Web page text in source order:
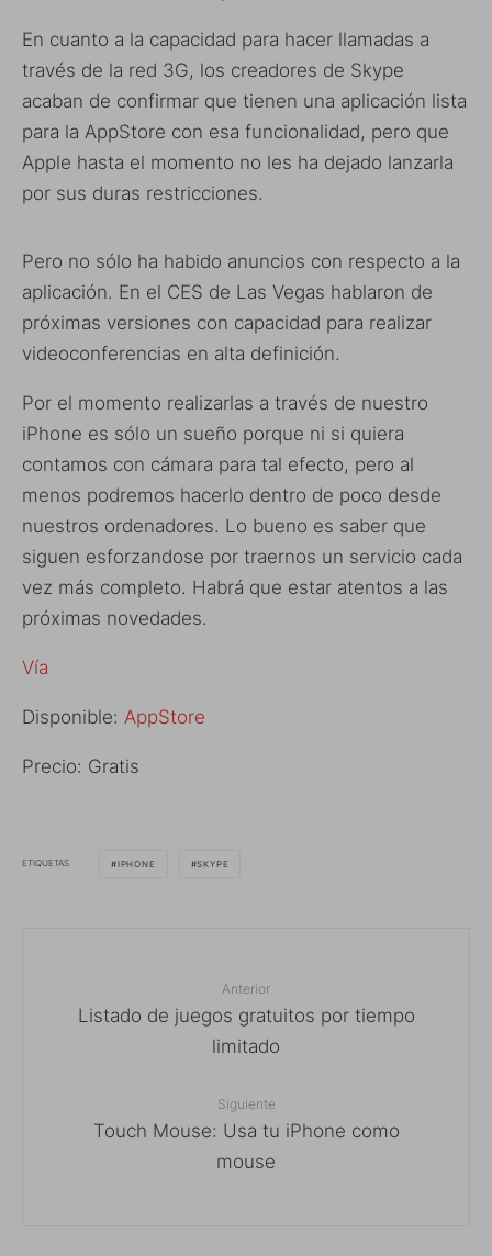
En cuanto a la capacidad para hacer llamadas a
través de la red 3G, los creadores de Skype
acaban de confirmar que tienen una aplicación lista
para la AppStore con esa funcionalidad, pero que
Apple hasta el momento no les ha dejado lanzarla
por sus duras restricciones.
Pero no sólo ha habido anuncios con respecto a la
aplicación. En el CES de Las Vegas hablaron de
próximas versiones con capacidad para realizar
videoconferencias en alta definición.
Por el momento realizarlas a través de nuestro
iPhone es sólo un sueño porque ni si quiera
contamos con cámara para tal efecto, pero al
menos podremos hacerlo dentro de poco desde
nuestros ordenadores. Lo bueno es saber que
siguen esforzandose por traernos un servicio cada
vez más completo. Habrá que estar atentos a las
próximas novedades.
Vía
Disponible: AppStore
Precio: Gratis
ETIQUETAS IPHONE SKYPE
Anterior
Listado de juegos gratuitos por tiempo
limitado
Siguiente
Touch Mouse: Usa tu iPhone como
mouse